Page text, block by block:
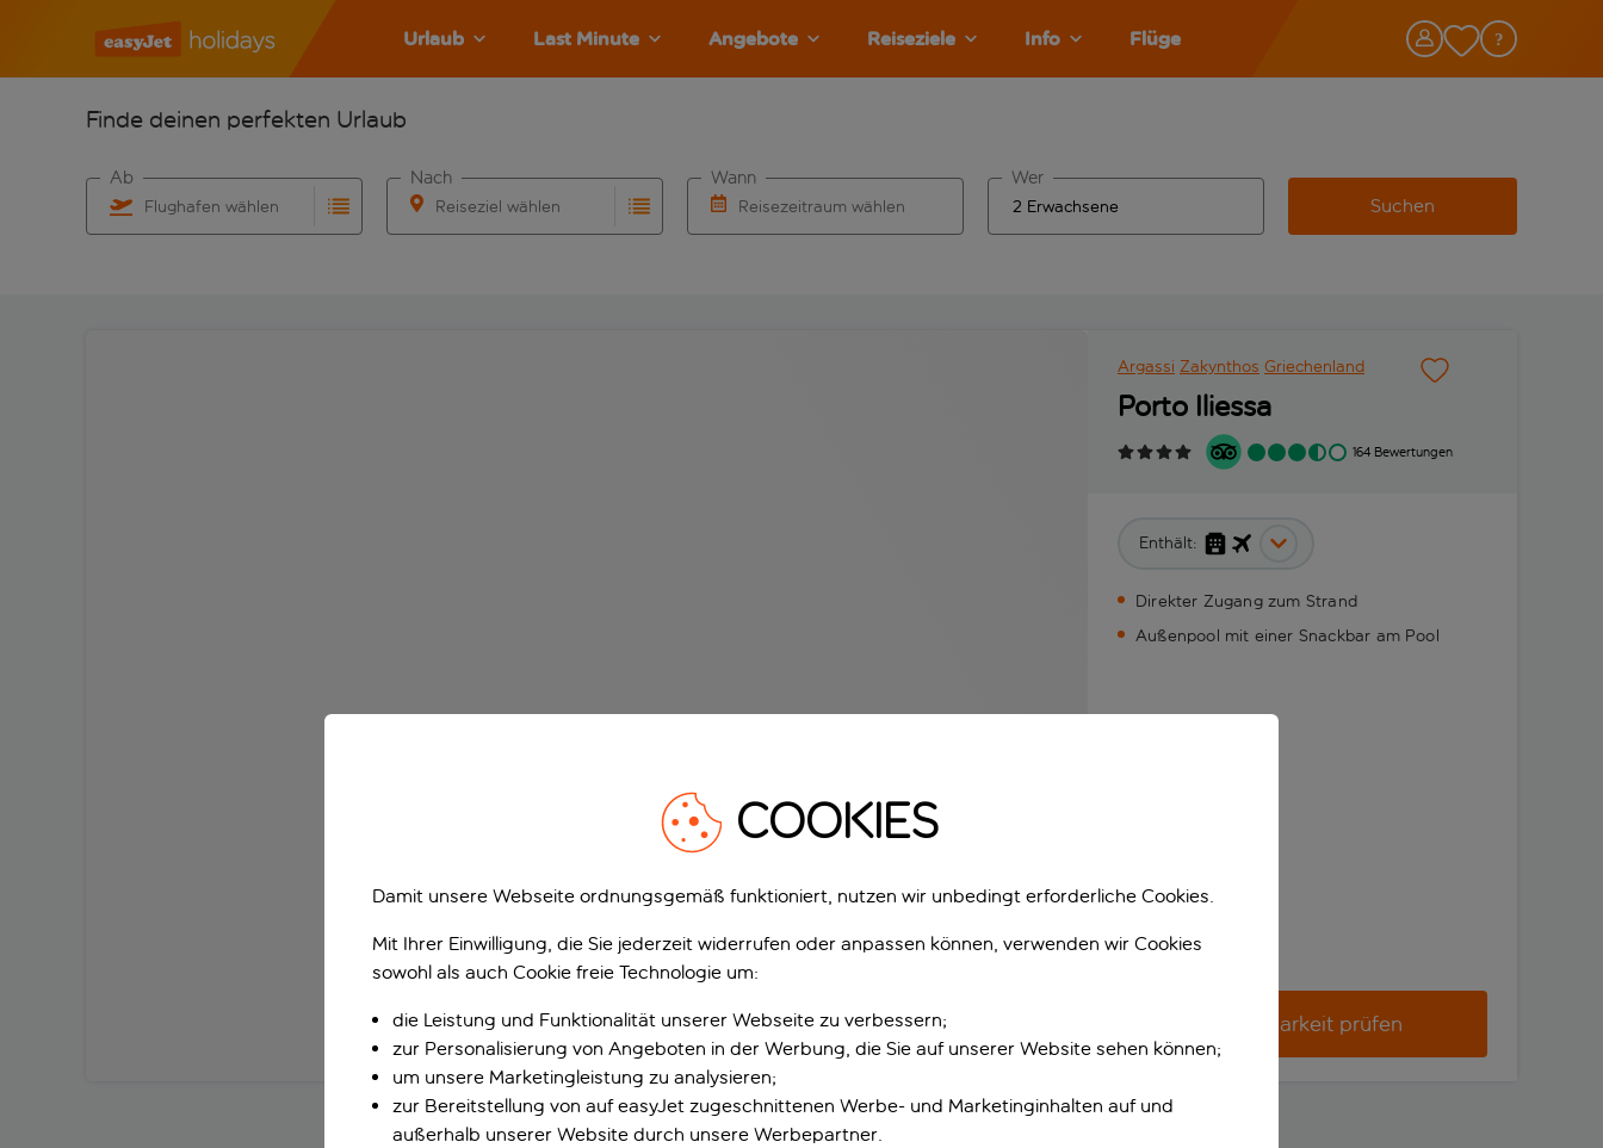
Urlaub Last Minute Angebote Reiseziele Info Flüge
Finde deinen perfekten Urlaub
Flughafen wählen
Ab
Reiseziel wählen
Nach
Reisezeitraum wählen
Wann Wer
Suchen
Argassi Zakynthos Griechenland
Porto Iliessa
164 Bewertungen
Enthält:
Direkter Zugang zum Strand
Außenpool mit einer Snackbar am Pool
Verfügbarkeit prüfen
COOKIES
Damit unsere Webseite ordnungsgemäß funktioniert, nutzen wir unbedingt erforderliche Cookies.
Mit Ihrer Einwilligung, die Sie jederzeit widerrufen oder anpassen können, verwenden wir Cookies
sowohl als auch Cookie freie Technologie um:
die Leistung und Funktionalität unserer Webseite zu verbessern;
zur Personalisierung von Angeboten in der Werbung, die Sie auf unserer Website sehen können;
um unsere Marketingleistung zu analysieren;
zur Bereitstellung von auf easyJet zugeschnittenen Werbe- und Marketinginhalten auf und
außerhalb unserer Website durch unsere Werbepartner.